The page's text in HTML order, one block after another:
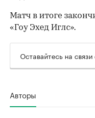
Матч в итоге
«Гоу Эхед Иглс».
Оставайтесь на
Авторы